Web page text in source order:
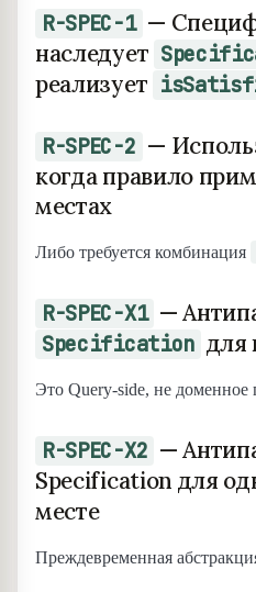
R-SPEC-1 —
наследует
реализует
R-SPEC-2 —
когда правило
местах
Либо требуется комбинация
R-SPEC-X1 —
Specification для
Это Query-side, не доменное
R-SPEC-X2 —
Specification для
месте
Преждевременная